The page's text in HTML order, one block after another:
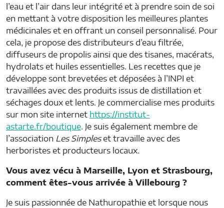
l’eau et l’air dans leur intégrité et à prendre soin de soi
en mettant à votre disposition les meilleures plantes
médicinales et en offrant un conseil personnalisé. Pour
cela, je propose des distributeurs d’eau filtrée,
diffuseurs de propolis ainsi que des tisanes, macérats,
hydrolats et huiles essentielles. Les recettes que je
développe sont brevetées et déposées à l’INPI et
travaillées avec des produits issus de distillation et
séchages doux et lents. Je commercialise mes produits
sur mon site internet https://institut-
astarte.fr/boutique. Je suis également membre de
l’association Les Simpleset travaille avec des
herboristes et producteurs locaux.
Vous avez vécu à Marseille, Lyon et Strasbourg,
comment êtes-vous arrivée à Villebourg ?
Je suis passionnée de Nathuropathie et lorsque nous